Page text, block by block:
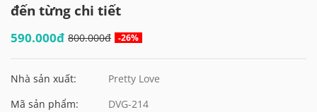
đến từng chi tiết
590.000đ 800.000đ -26%
Nhà sản xuất:
Pretty Love
Mã sản phẩm:
DVG-214